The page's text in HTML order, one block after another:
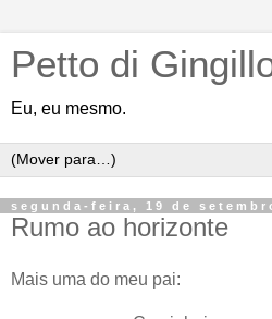
Petto di
Eu, eu mesmo.
segunda-feira, 19 de
Rumo ao horizonte
Mais uma do meu pai: